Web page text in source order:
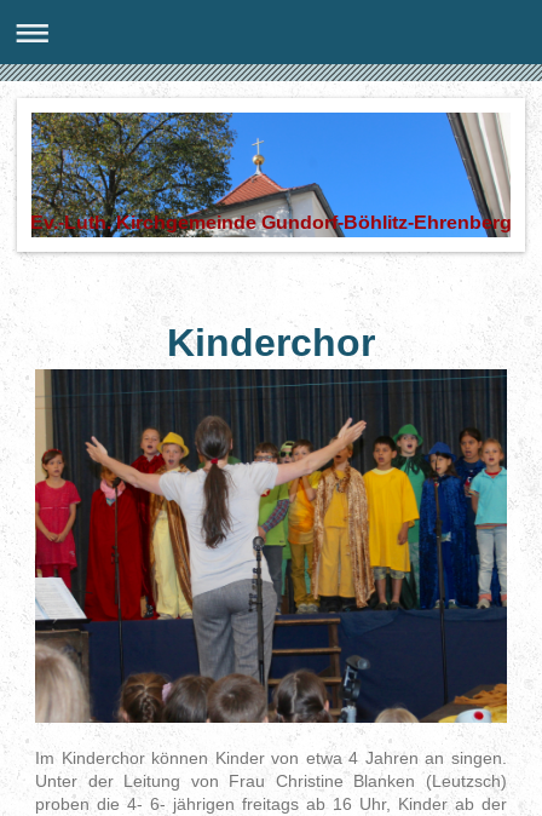
Ev.-Luth. Kirchgemeinde Gundorf-Böhlitz-Ehrenberg
Kinderchor
Im Kinderchor können Kinder von etwa 4 Jahren an singen.
Unter der Leitung von Frau Christine Blanken (Leutzsch)
proben die 4- 6- jährigen freitags ab 16 Uhr, Kinder ab der